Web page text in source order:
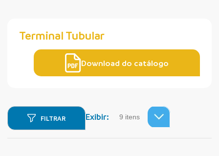
Terminal Tubular
Download do catálogo
FILTRAR Exibir: